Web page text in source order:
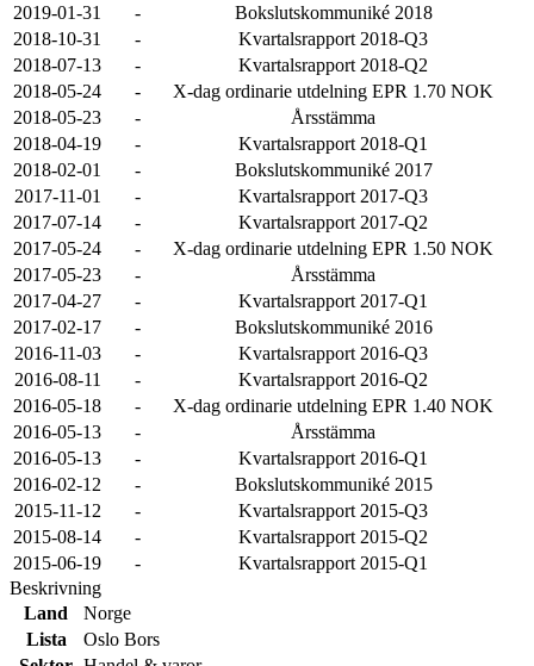
2019-01-31
-
Bokslutskommuniké 2018
2018-10-31
-
Kvartalsrapport 2018-Q3
2018-07-13
-
Kvartalsrapport 2018-Q2
2018-05-24
-
X-dag ordinarie utdelning EPR 1.70 NOK
2018-05-23
-
Årsstämma
2018-04-19
-
Kvartalsrapport 2018-Q1
2018-02-01
-
Bokslutskommuniké 2017
2017-11-01
-
Kvartalsrapport 2017-Q3
2017-07-14
-
Kvartalsrapport 2017-Q2
2017-05-24
-
X-dag ordinarie utdelning EPR 1.50 NOK
2017-05-23
-
Årsstämma
2017-04-27
-
Kvartalsrapport 2017-Q1
2017-02-17
-
Bokslutskommuniké 2016
2016-11-03
-
Kvartalsrapport 2016-Q3
2016-08-11
-
Kvartalsrapport 2016-Q2
2016-05-18
-
X-dag ordinarie utdelning EPR 1.40 NOK
2016-05-13
-
Årsstämma
2016-05-13
-
Kvartalsrapport 2016-Q1
2016-02-12
-
Bokslutskommuniké 2015
2015-11-12
-
Kvartalsrapport 2015-Q3
2015-08-14
-
Kvartalsrapport 2015-Q2
2015-06-19
-
Kvartalsrapport 2015-Q1
Beskrivning
Land
Norge
Lista
Oslo Bors